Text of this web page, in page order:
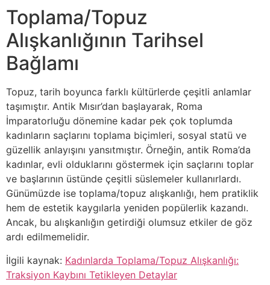
Toplama/Topuz
Alışkanlığının Tarihsel
Bağlamı
Topuz, tarih boyunca farklı kültürlerde çeşitli anlamlar
taşımıştır. Antik Mısır’dan başlayarak, Roma
İmparatorluğu dönemine kadar pek çok toplumda
kadınların saçlarını toplama biçimleri, sosyal statü ve
güzellik anlayışını yansıtmıştır. Örneğin, antik Roma’da
kadınlar, evli olduklarını göstermek için saçlarını toplar
ve başlarının üstünde çeşitli süslemeler kullanırlardı.
Günümüzde ise toplama/topuz alışkanlığı, hem pratiklik
hem de estetik kaygılarla yeniden popülerlik kazandı.
Ancak, bu alışkanlığın getirdiği olumsuz etkiler de göz
ardı edilmemelidir.
İlgili kaynak: Kadınlarda Toplama/Topuz Alışkanlığı:
Traksiyon Kaybını Tetikleyen Detaylar